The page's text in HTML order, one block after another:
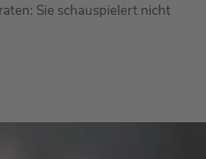
Sie schauspielert nicht